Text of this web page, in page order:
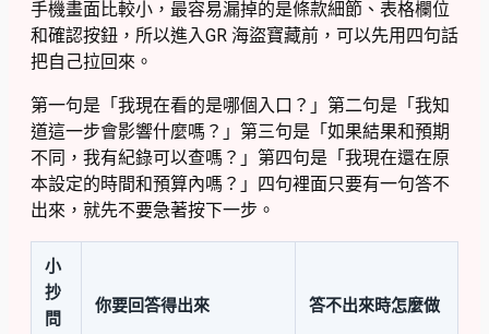
手機畫面比較小，最容易漏掉的是條款細節、表格欄位
和確認按鈕，所以進入GR 海盜寶藏前，可以先用四句話
把自己拉回來。
第一句是「我現在看的是哪個入口？」第二句是「我知
道這一步會影響什麼嗎？」第三句是「如果結果和預期
不同，我有紀錄可以查嗎？」第四句是「我現在還在原
本設定的時間和預算內嗎？」四句裡面只要有一句答不
出來，就先不要急著按下一步。
小
抄
問
你要回答得出來 答不出來時怎麼做